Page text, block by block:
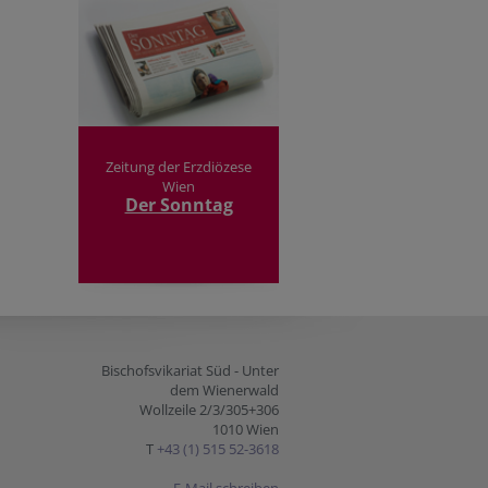
Zeitung der Erzdiözese
Wien
Der Sonntag
Bischofsvikariat Süd - Unter
dem Wienerwald
Wollzeile 2/3/305+306
1010 Wien
T +43 (1) 515 52-3618